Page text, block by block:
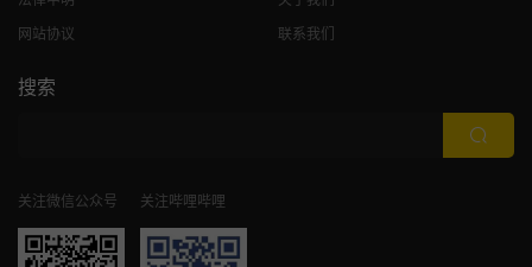
网站协议
联系我们
搜索
关注微信公众号 关注哔哩哔哩